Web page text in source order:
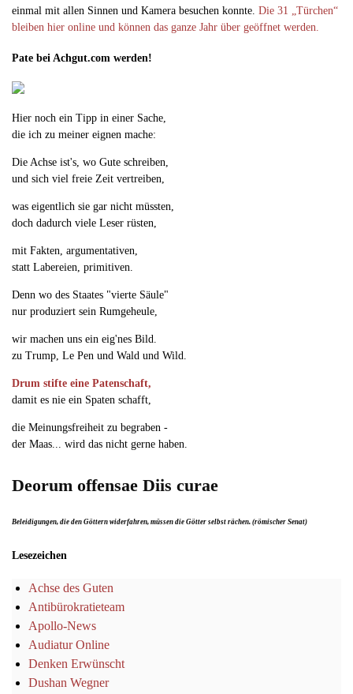
einmal mit allen Sinnen und Kamera besuchen konnte. Die 31 „Türchen“
bleiben hier online und können das ganze Jahr über geöffnet werden.
Pate bei Achgut.com werden!
Hier noch ein Tipp in einer Sache,
die ich zu meiner eignen mache:
Die Achse ist's, wo Gute schreiben,
und sich viel freie Zeit vertreiben,
was eigentlich sie gar nicht müssten,
doch dadurch viele Leser rüsten,
mit Fakten, argumentativen,
statt Labereien, primitiven.
Denn wo des Staates "vierte Säule"
nur produziert sein Rumgeheule,
wir machen uns ein eig'nes Bild.
zu Trump, Le Pen und Wald und Wild.
Drum stifte eine Patenschaft,
damit es nie ein Spaten schafft,
die Meinungsfreiheit zu begraben -
der Maas... wird das nicht gerne haben.
Deorum offensae Diis curae
Beleidigungen, die den Göttern widerfahren, müssen die Götter selbst rächen. (römischer Senat)
Lesezeichen
Achse des Guten
Antibürokratieteam
Apollo-News
Audiatur Online
Denken Erwünscht
Dushan Wegner